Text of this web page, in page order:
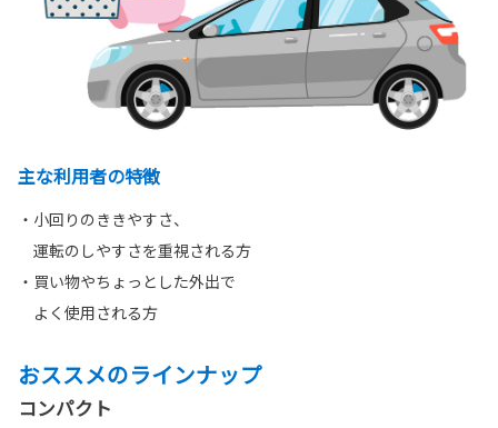
主な利用者の特徴
・小回りのききやすさ、
運転のしやすさを重視される方
・買い物やちょっとした外出で
よく使用される方
おススメのラインナップ
コンパクト